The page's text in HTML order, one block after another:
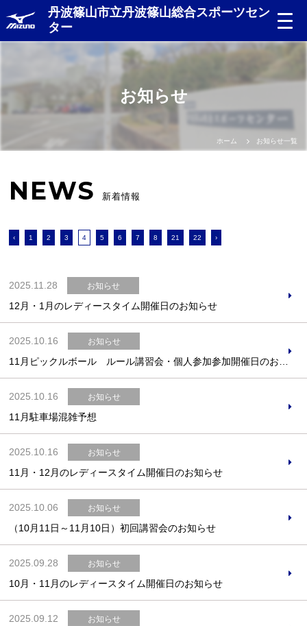
丹波篠山市立丹波篠山総合スポーツセン
ター
お問合せフォーム
スポーツ教室体験
お知らせ
ホーム お知らせ一覧
NEWS 新着情報
‹ 1 2 3 4 5 6 7 8 21 22 ›
2025.11.28 お知らせ
12月・1月のレディースタイム開催日のお知らせ
2025.10.16 お知らせ
2025.10.16 お知らせ
11月駐車場混雑予想
2025.10.16 お知らせ
11月・12月のレディースタイム開催日のお知らせ
2025.10.06 お知らせ
（10月11日～11月10日）初回講習会のお知らせ
2025.09.28 お知らせ
10月・11月のレディースタイム開催日のお知らせ
2025.09.12 お知らせ